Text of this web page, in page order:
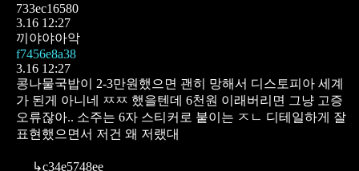
733ec16580
3.16 12:27
끼야야아악
f7456e8a38
3.16 12:27
콩나물국밥이 2-3만원했으면 괜히 망해서 디스토피아 세계
가 된게 아니네 ㅉㅉ 했을텐데 6천원 이래버리면 그냥 고증
오류잖아.. 소주는 6자 스티커로 붙이는 ㅈㄴ 디테일하게 잘
표현했으면서 저건 왜 저랬대
↳c34e5748ee